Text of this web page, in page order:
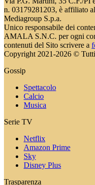
n. 03179281203, è affiliato
Mediagroup S.p.a.
Unico responsabile dei
AMALA S.N.C. per ogni
contenuti del Sito scrivere a
Copyright 2021-2026 ©
Gossip
Spettacolo
Calcio
Musica
Serie TV
Netflix
Amazon Prime
Sky
Disney Plus
Trasparenza